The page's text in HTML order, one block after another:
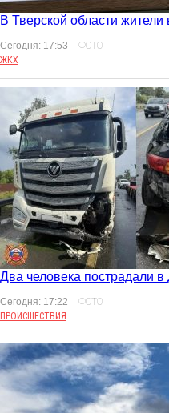
В Тверской области
Сегодня: 17:53
ФОТО
ЖКХ
Два человека пострадали
Сегодня: 17:22
ФОТО
ПРОИСШЕСТВИЯ